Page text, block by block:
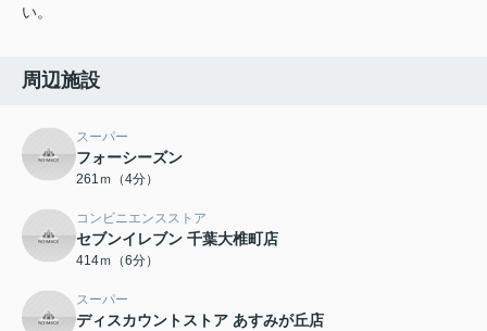
い。
周辺施設
スーパー
フォーシーズン
261ｍ（4分）
コンビニエンスストア
セブンイレブン 千葉大椎町店
414ｍ（6分）
スーパー
ディスカウントストア あすみが丘店